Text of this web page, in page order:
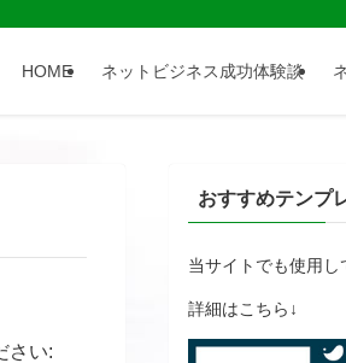
」を作れる情報を発信しています。
HOME ネットビジネス成功体験談
さい:
おすすめテンプ
当サイトでも使用し
詳細はこちら↓